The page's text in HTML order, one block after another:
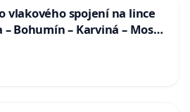
vlakového spojení na lince
– Bohumín – Karviná – Mosty